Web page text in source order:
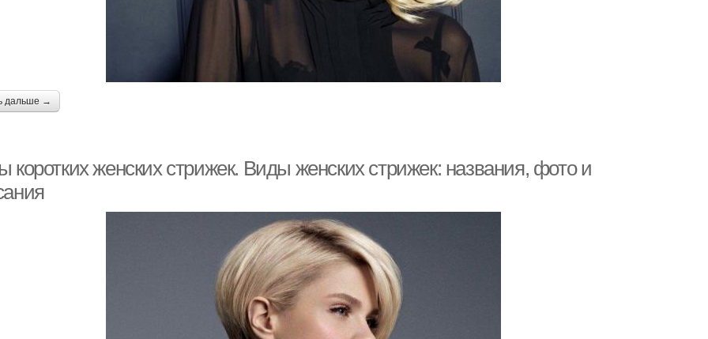
дальше →
коротких женских стрижек. Виды женских стрижек: названия, фото и